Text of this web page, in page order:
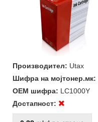
Производител: Utax
Шифра на мојтонер.мк:
ОЕМ шифра: LC1000Y
Достапност: